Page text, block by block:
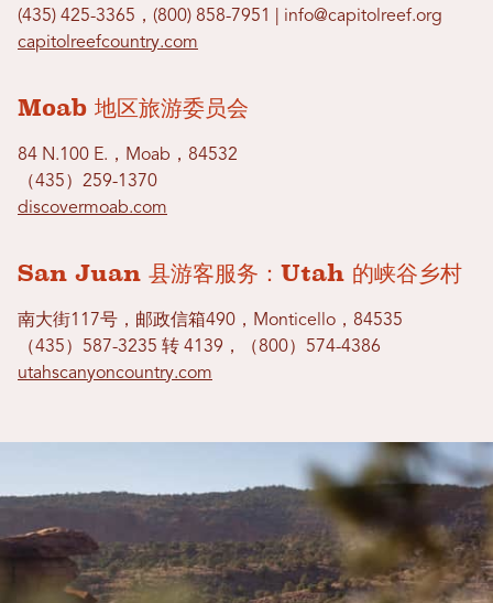
(435) 425-3365，(800) 858-7951 | info@capitolreef.org
capitolreefcountry.com
Moab 地区旅游委员会
84 N.100 E.，Moab，8453​​2
（435）259-1370
discovermoab.com
San Juan 县游客服务：Utah 的峡谷乡村
南大街117号，邮政信箱490，Monticello，8453​​5
（435）587-3235 转 4139，（800）574-4386
utahscanyoncountry.com